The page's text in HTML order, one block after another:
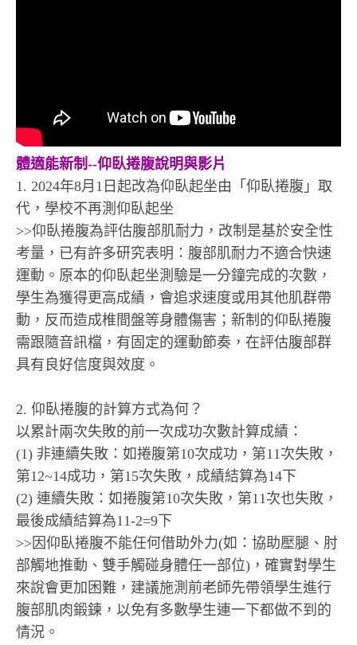
體適能新制--仰臥捲腹說明與影片
1. 2024年8月1日起改為仰臥起坐由「仰臥捲腹」取
代，學校不再測仰臥起坐
>>仰臥捲腹為評估腹部肌耐力，改制是基於安全性
考量，已有許多研究表明：腹部肌耐力不適合快速
運動。原本的仰臥起坐測驗是一分鐘完成的次數，
學生為獲得更高成績，會追求速度或用其他肌群帶
動，反而造成椎間盤等身體傷害；新制的仰臥捲腹
需跟隨音訊檔，有固定的運動節奏，在評估腹部群
具有良好信度與效度。
2. 仰臥捲腹的計算方式為何？
以累計兩次失敗的前一次成功次數計算成績：
(1) 非連續失敗：如捲腹第10次成功，第11次失敗，
第12~14成功，第15次失敗，成績結算為14下
(2) 連續失敗：如捲腹第10次失敗，第11次也失敗，
最後成績結算為11-2=9下
>>因仰臥捲腹不能任何借助外力(如：協助壓腿、肘
部觸地推動、雙手觸碰身體任一部位)，確實對學生
來說會更加困難，建議施測前老師先帶領學生進行
腹部肌肉鍛鍊，以免有多數學生連一下都做不到的
情況。